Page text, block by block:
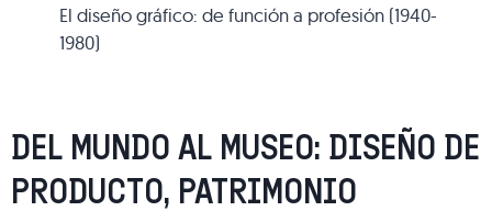
El diseño gráfico: de función a profesión (1940-
1980)
DEL MUNDO AL MUSEO: DISEÑO DE
PRODUCTO, PATRIMONIO